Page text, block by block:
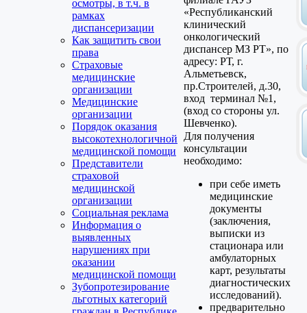
осмотры, в т.ч. в
рамках
диспансеризации
Как защитить свои
права
Страховые
медицинские
организации
Медицинские
организации
Порядок оказания
высокотехнологичной
медицинской помощи
Представители
страховой
медицинской
организации
Социальная реклама
Информация о
выявленных
нарушениях при
оказании
медицинской помощи
Зубопротезирование
льготных категорий
«Республиканский
клинический
онкологический
диспансер МЗ РТ», по
адресу: РТ, г.
Альметьевск,
пр.Строителей, д.30,
вход терминал №1,
(вход со стороны ул.
Шевченко).
Для получения
консультации
необходимо:
при себе иметь
медицинские
документы
(заключения,
выписки из
стационара или
амбулаторных
карт, результаты
диагностических
исследований).
предварительно